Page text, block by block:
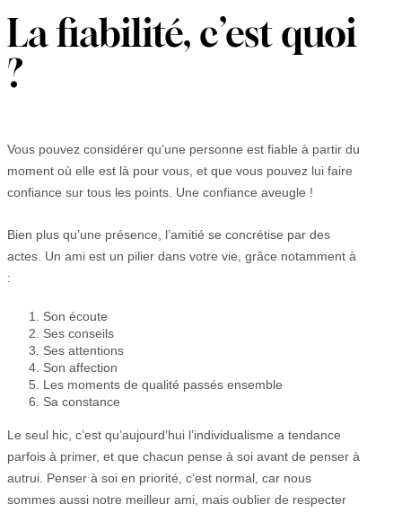
La fiabilité, c’est quoi
?
Vous pouvez considérer qu’une personne est fiable à partir du
moment où elle est là pour vous, et que vous pouvez lui faire
confiance sur tous les points. Une confiance aveugle !
Bien plus qu’une présence, l’amitié se concrétise par des
actes. Un ami est un pilier dans votre vie, grâce notamment à
:
Son écoute
Ses conseils
Ses attentions
Son affection
Les moments de qualité passés ensemble
Sa constance
Le seul hic, c’est qu’aujourd’hui l’individualisme a tendance
parfois à primer, et que chacun pense à soi avant de penser à
autrui. Penser à soi en priorité, c’est normal, car nous
sommes aussi notre meilleur ami, mais oublier de respecter